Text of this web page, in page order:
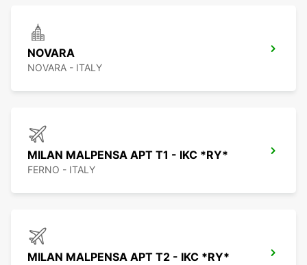
NOVARA
NOVARA - ITALY
MILAN MALPENSA APT T1 - IKC *RY*
FERNO - ITALY
MILAN MALPENSA APT T2 - IKC *RY*